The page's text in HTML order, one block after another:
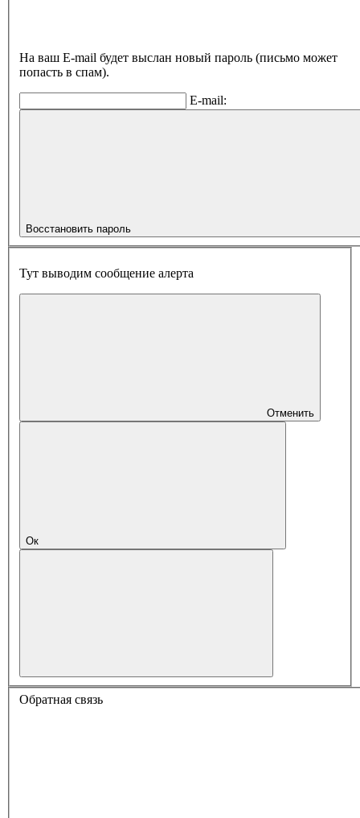
На ваш E-mail будет выслан новый пароль (письмо может
попасть в спам).
E-mail:
Восстановить пароль
Тут выводим сообщение алерта
Отменить
Ок
Обратная связь